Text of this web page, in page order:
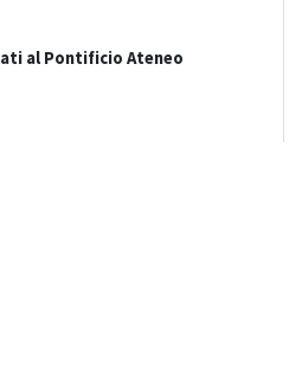
al Pontificio Ateneo